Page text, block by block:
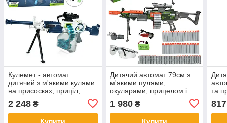
Кулемет - автомат
дитячий з м'якими кулями
на присосках, приціл,
88см, М612
2 248 ₴
Дитячий автомат 79см з
м'якими пулями,
окулярами, прицелом і
мишенню, на акумуляторі,
WY2102C
1 980₴
та
817